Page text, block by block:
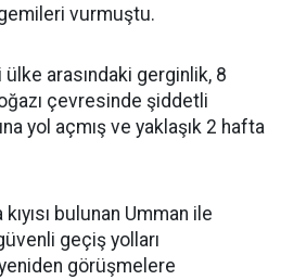
vurmuştu.
arasındaki gerginlik, 8
çevresinde şiddetli
yol açmış ve yaklaşık 2 hafta
bulunan Umman ile
geçiş yolları
görüşmelere